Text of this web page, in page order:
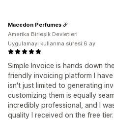
Simple Invoice is hands down
friendly invoicing platform I
isn't just limited to generating
customizing them is equally
incredibly professional, and I
quality I received on the free
Macedon Perfumes
Amerika Birleşik Devletleri
Uygulamayı kullanma süresi:6 ay